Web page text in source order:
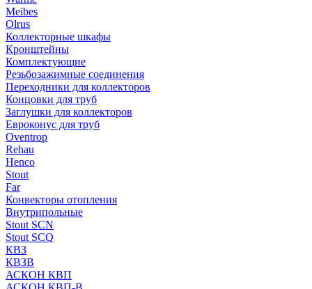
Meibes
Olrus
Коллекторные шкафы
Кронштейны
Комплектующие
Резьбозажимные соединения
Переходники для коллекторов
Концовки для труб
Заглушки для коллекторов
Евроконус для труб
Oventrop
Rehau
Henco
Stout
Far
Конвекторы отопления
Внутрипольные
Stout SCN
Stout SCQ
КВЗ
КВЗВ
АСКОН КВП